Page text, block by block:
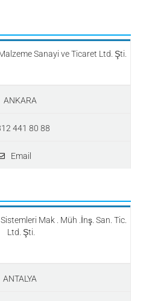
Sanayi ve Ticaret Ltd. Şti.
ANKARA
441 80 88
Email
Mak . Müh .İnş. San. Tic.
Ltd. Şti.
ANTALYA